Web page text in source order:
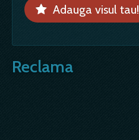
Adauga visul tau!
Reclama